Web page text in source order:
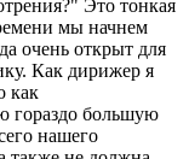
Это тонкая
мы начнем
очень открыт для
Как дирижер я
как
гораздо большую
нашего